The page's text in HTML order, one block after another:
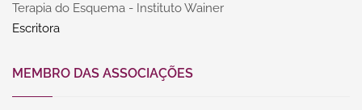
Terapia do Esquema - Instituto Wainer
Escritora
MEMBRO DAS ASSOCIAÇÕES